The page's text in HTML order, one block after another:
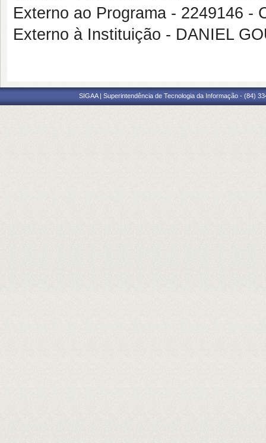
Externo ao Programa - 2249146 -
Externo à Instituição - DANIEL
SIGAA | Superintendência de Tecnologia da Informação - (84)